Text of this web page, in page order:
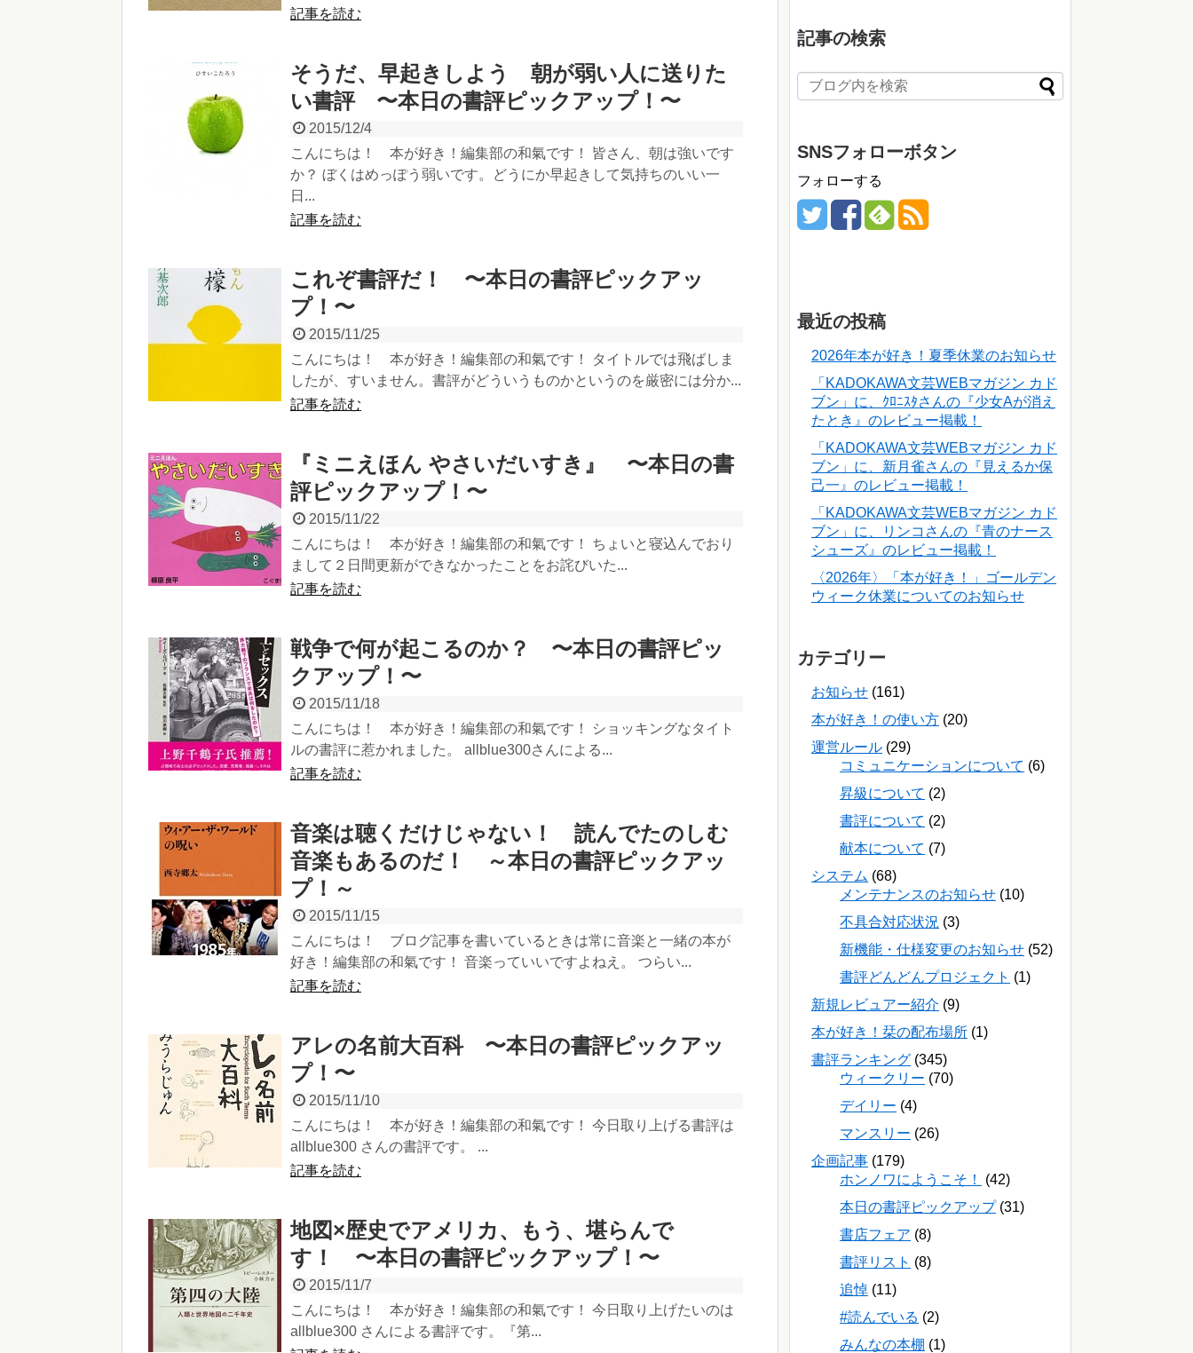
記事を読む
そうだ、早起きしよう 朝が弱い人に送りた
い書評 〜本日の書評ピックアップ！〜
2015/12/4
こんにちは！ 本が好き！編集部の和氣です！ 皆さん、朝は強いです
か？ ぼくはめっぽう弱いです。どうにか早起きして気持ちのいい一
日...
記事を読む
これぞ書評だ！ 〜本日の書評ピックアッ
プ！〜
2015/11/25
こんにちは！ 本が好き！編集部の和氣です！ タイトルでは飛ばしま
したが、すいません。書評がどういうものかというのを厳密には分か...
記事を読む
『ミニえほん やさいだいすき』 〜本日の書
評ピックアップ！〜
2015/11/22
こんにちは！ 本が好き！編集部の和氣です！ ちょいと寝込んでおり
まして２日間更新ができなかったことをお詫びいた...
記事を読む
戦争で何が起こるのか？ 〜本日の書評ピッ
クアップ！〜
2015/11/18
こんにちは！ 本が好き！編集部の和氣です！ ショッキングなタイト
ルの書評に惹かれました。 allblue300さんによる...
記事を読む
音楽は聴くだけじゃない！ 読んでたのしむ
音楽もあるのだ！ ～本日の書評ピックアッ
プ！～
2015/11/15
こんにちは！ ブログ記事を書いているときは常に音楽と一緒の本が
好き！編集部の和氣です！ 音楽っていいですよねえ。 つらい...
記事を読む
アレの名前大百科 〜本日の書評ピックアッ
プ！〜
2015/11/10
こんにちは！ 本が好き！編集部の和氣です！ 今日取り上げる書評は
allblue300 さんの書評です。 ...
記事を読む
地図×歴史でアメリカ、もう、堪らんで
す！ 〜本日の書評ピックアップ！〜
2015/11/7
こんにちは！ 本が好き！編集部の和氣です！ 今日取り上げたいのは
allblue300 さんによる書評です。『第...
記事の検索
SNSフォローボタン
フォローする
最近の投稿
2026年本が好き！夏季休業のお知らせ
「KADOKAWA文芸WEBマガジン カド
ブン」に、ｸﾛﾆｽﾀさんの『少女Aが消え
たとき』のレビュー掲載！
「KADOKAWA文芸WEBマガジン カド
ブン」に、新月雀さんの『見えるか保
己一』のレビュー掲載！
「KADOKAWA文芸WEBマガジン カド
ブン」に、リンコさんの『青のナース
シューズ』のレビュー掲載！
〈2026年〉「本が好き！」ゴールデン
ウィーク休業についてのお知らせ
カテゴリー
お知らせ (161)
本が好き！の使い方 (20)
運営ルール (29)
コミュニケーションについて (6)
昇級について (2)
書評について (2)
献本について (7)
システム (68)
メンテナンスのお知らせ (10)
不具合対応状況 (3)
新機能・仕様変更のお知らせ (52)
書評どんどんプロジェクト (1)
新規レビュアー紹介 (9)
本が好き！栞の配布場所 (1)
書評ランキング (345)
ウィークリー (70)
デイリー (4)
マンスリー (26)
企画記事 (179)
ホンノワにようこそ！
(42)
本日の書評ピックアップ(31)
書店フェア (8)
書評リスト (8)
追悼 (11)
#読んでいる (2)
みんなの本棚 (1)